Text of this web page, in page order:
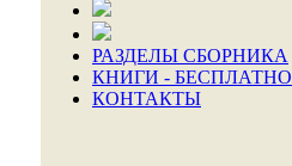
РАЗДЕЛЫ СБОРНИКА
КНИГИ - БЕСПЛАТНО
КОНТАКТЫ